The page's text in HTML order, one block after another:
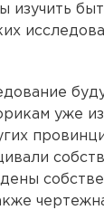
изучить
уже